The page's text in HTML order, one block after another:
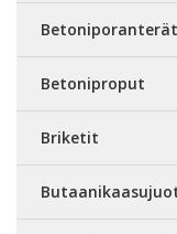
Betoniporanterät
Betoniproput
Briketit